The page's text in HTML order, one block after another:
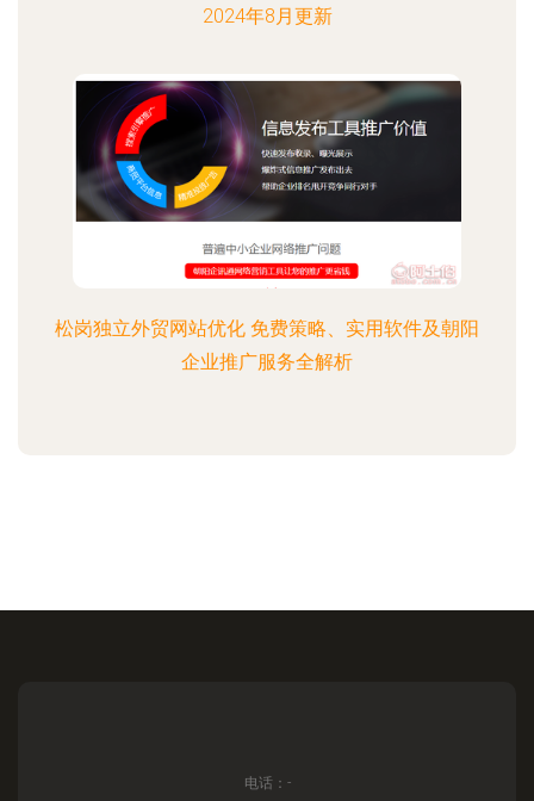
2024年8月更新
松岗独立外贸网站优化 免费策略、实用软件及朝阳
企业推广服务全解析
电话：-